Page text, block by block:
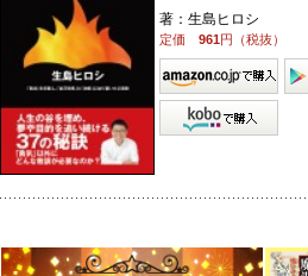
著：生島ヒロシ
定価961円（税抜）